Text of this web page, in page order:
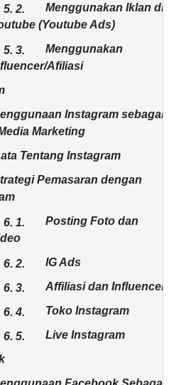
5. 2.
Menggunakan Iklan di
(Youtube Ads)
5. 3.
Menggunakan
Afiliasi
Instagram sebagai
Marketing
Tentang Instagram
Pemasaran dengan
6. 1.
Posting Foto dan
6. 2. IG Ads
6. 3. Affiliasi dan Influencer
6.4. Toko Instagram
6. 5. Live Instagram